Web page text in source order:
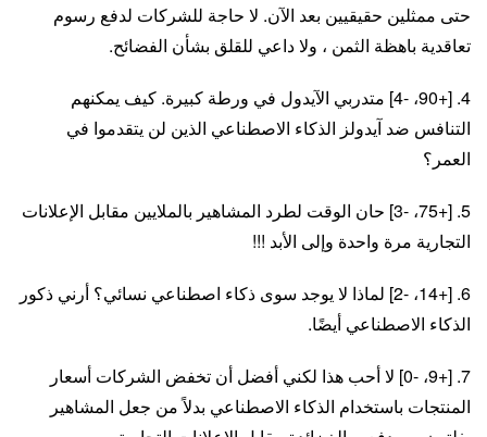
حتى ممثلين حقيقيين بعد الآن. لا حاجة للشركات لدفع رسوم
تعاقدية باهظة الثمن ، ولا داعي للقلق بشأن الفضائح.
4. [+90، -4] متدربي الآيدول في ورطة كبيرة. كيف يمكنهم
التنافس ضد آيدولز الذكاء الاصطناعي الذين لن يتقدموا في
العمر؟
5. [+75، -3] حان الوقت لطرد المشاهير بالملايين مقابل الإعلانات
التجارية مرة واحدة وإلى الأبد !!!
6. [+14، -2] لماذا لا يوجد سوى ذكاء اصطناعي نسائي؟ أرني ذكور
الذكاء الاصطناعي أيضًا.
7. [+9، -0] لا أحب هذا لكني أفضل أن تخفض الشركات أسعار
المنتجات باستخدام الذكاء الاصطناعي بدلاً من جعل المشاهير